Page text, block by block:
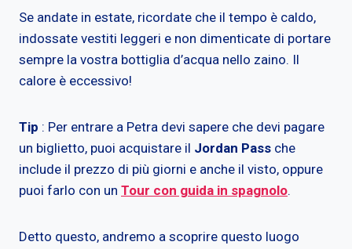
Se andate in estate, ricordate che il tempo è caldo,
indossate vestiti leggeri e non dimenticate di portare
sempre la vostra bottiglia d’acqua nello zaino. Il
calore è eccessivo!
Tip : Per entrare a Petra devi sapere che devi pagare
un biglietto, puoi acquistare il Jordan Pass che
include il prezzo di più giorni e anche il visto, oppure
puoi farlo con un Tour con guida in spagnolo.
Detto questo, andremo a scoprire questo luogo